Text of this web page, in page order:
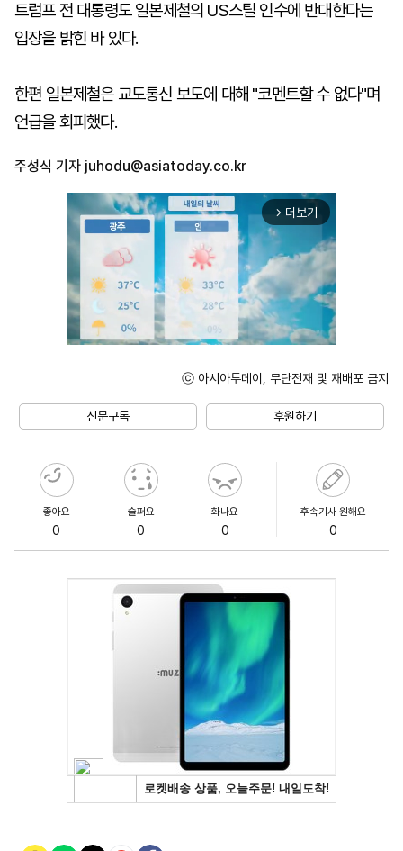
트럼프 전 대통령도 일본제철의 US스틸 인수에 반대한다는
입장을 밝힌 바 있다.
한편 일본제철은 교도통신 보도에 대해 "코멘트할 수 없다"며
언급을 회피했다.
주성식 기자 juhodu@asiatoday.co.kr
arrow_forward_ios 더보기
ⓒ 아시아투데이, 무단전재 및 재배포 금지
신문구독 후원하기
좋아요
0
슬퍼요
0
화나요
0
후속기사 원해요
0